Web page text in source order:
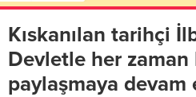
Kıskanılan tarihçi
Devletle her
paylaşmaya devam